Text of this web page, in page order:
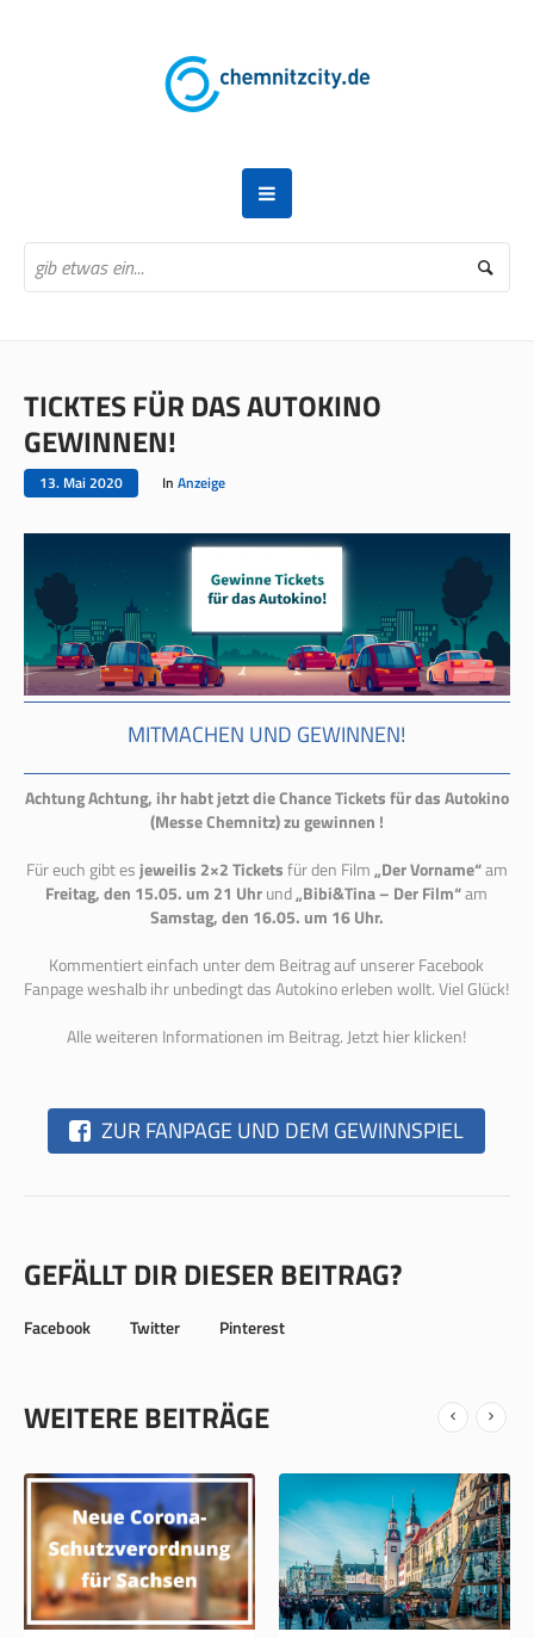
TICKTES FÜR DAS AUTOKINO
GEWINNEN!
13. Mai 2020 In Anzeige
MITMACHEN UND GEWINNEN!
Achtung Achtung, ihr habt jetzt die Chance Tickets für das Autokino
(Messe Chemnitz) zu gewinnen !
Für euch gibt esjeweilis 2×2 Ticketsfür den Film„Der Vorname“am
Freitag, den 15.05. um 21 Uhrund„Bibi&Tina – Der Film“am
Samstag, den 16.05. um 16 Uhr.
Kommentiert einfach unter dem Beitrag auf unserer Facebook
Fanpage weshalb ihr unbedingt das Autokino erleben wollt. Viel Glück!
Alle weiteren Informationen im Beitrag. Jetzt hier klicken!
ZUR FANPAGE UND DEM GEWINNSPIEL
GEFÄLLT DIR DIESER BEITRAG?
Facebook Twitter Pinterest
WEITERE BEITRÄGE